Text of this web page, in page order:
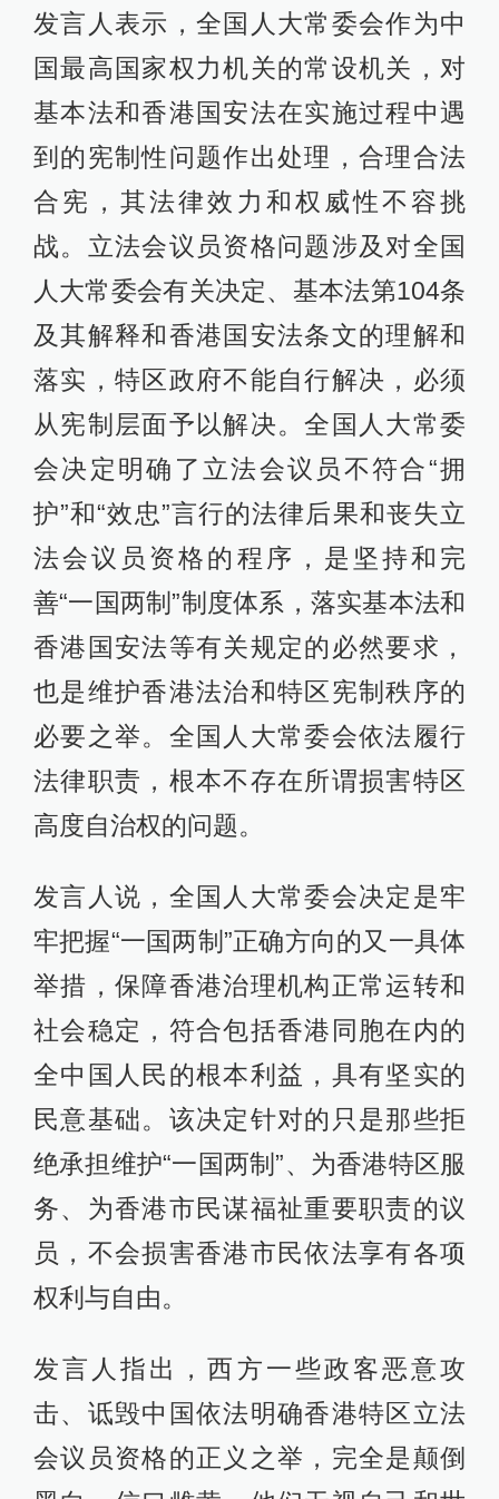
发言人表示，全国人大常委会作为中
国最高国家权力机关的常设机关，对
基本法和香港国安法在实施过程中遇
到的宪制性问题作出处理，合理合法
合宪，其法律效力和权威性不容挑
战。立法会议员资格问题涉及对全国
人大常委会有关决定、基本法第104条
及其解释和香港国安法条文的理解和
落实，特区政府不能自行解决，必须
从宪制层面予以解决。全国人大常委
会决定明确了立法会议员不符合“拥
护”和“效忠”言行的法律后果和丧失立
法会议员资格的程序，是坚持和完
善“一国两制”制度体系，落实基本法和
香港国安法等有关规定的必然要求，
也是维护香港法治和特区宪制秩序的
必要之举。全国人大常委会依法履行
法律职责，根本不存在所谓损害特区
高度自治权的问题。
发言人说，全国人大常委会决定是牢
牢把握“一国两制”正确方向的又一具体
举措，保障香港治理机构正常运转和
社会稳定，符合包括香港同胞在内的
全中国人民的根本利益，具有坚实的
民意基础。该决定针对的只是那些拒
绝承担维护“一国两制”、为香港特区服
务、为香港市民谋福祉重要职责的议
员，不会损害香港市民依法享有各项
权利与自由。
发言人指出，西方一些政客恶意攻
击、诋毁中国依法明确香港特区立法
会议员资格的正义之举，完全是颠倒